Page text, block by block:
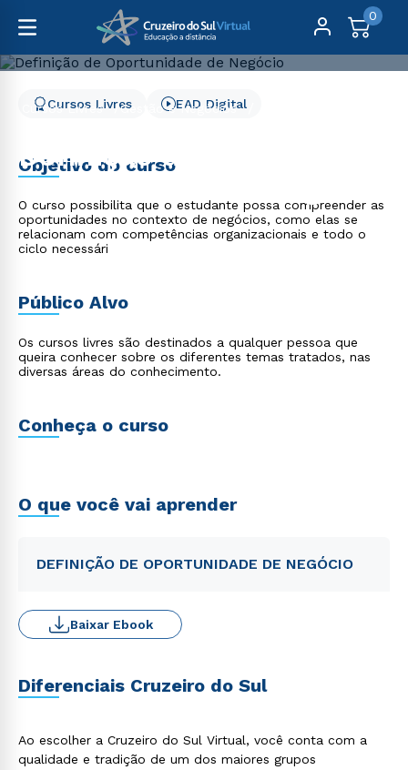
0
Cursos Livres
Gestão e Negócios
Definição de
Oportunidade de Negócio
Cursos Livres EAD Digital
Objetivo do curso
O curso possibilita que o estudante possa compreender as
oportunidades no contexto de negócios, como elas se
relacionam com competências organizacionais e todo o
ciclo necessári
Público Alvo
Os cursos livres são destinados a qualquer pessoa que
queira conhecer sobre os diferentes temas tratados, nas
diversas áreas do conhecimento.
Conheça o curso
O que você vai aprender
DEFINIÇÃO DE OPORTUNIDADE DE NEGÓCIO
Baixar Ebook
Diferenciais Cruzeiro do Sul
Ao escolher a Cruzeiro do Sul Virtual, você conta com a
qualidade e tradição de um dos maiores grupos